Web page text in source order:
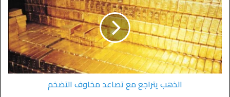
الذهب يتراجع مع تصاعد مخاوف التضخم